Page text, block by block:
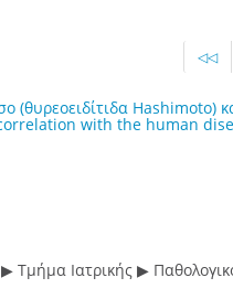
◁◁
(θυρεοειδίτιδα Hashimoto)
with the human
Τμήμα Ιατρικής ▶